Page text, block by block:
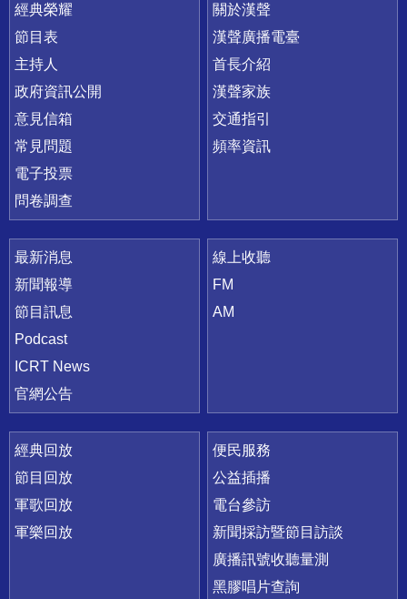
快速連結
經典榮耀
節目表
主持人
政府資訊公開
意見信箱
常見問題
電子投票
問卷調查
關於漢聲
漢聲廣播電臺
首長介紹
漢聲家族
交通指引
頻率資訊
最新消息
新聞報導
節目訊息
Podcast
ICRT News
官網公告
線上收聽
FM
AM
經典回放
節目回放
軍歌回放
軍樂回放
便民服務
公益插播
電台參訪
新聞採訪暨節目訪談
廣播訊號收聽量測
黑膠唱片查詢